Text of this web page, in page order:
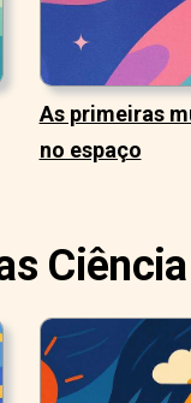
As primeiras
no espaço